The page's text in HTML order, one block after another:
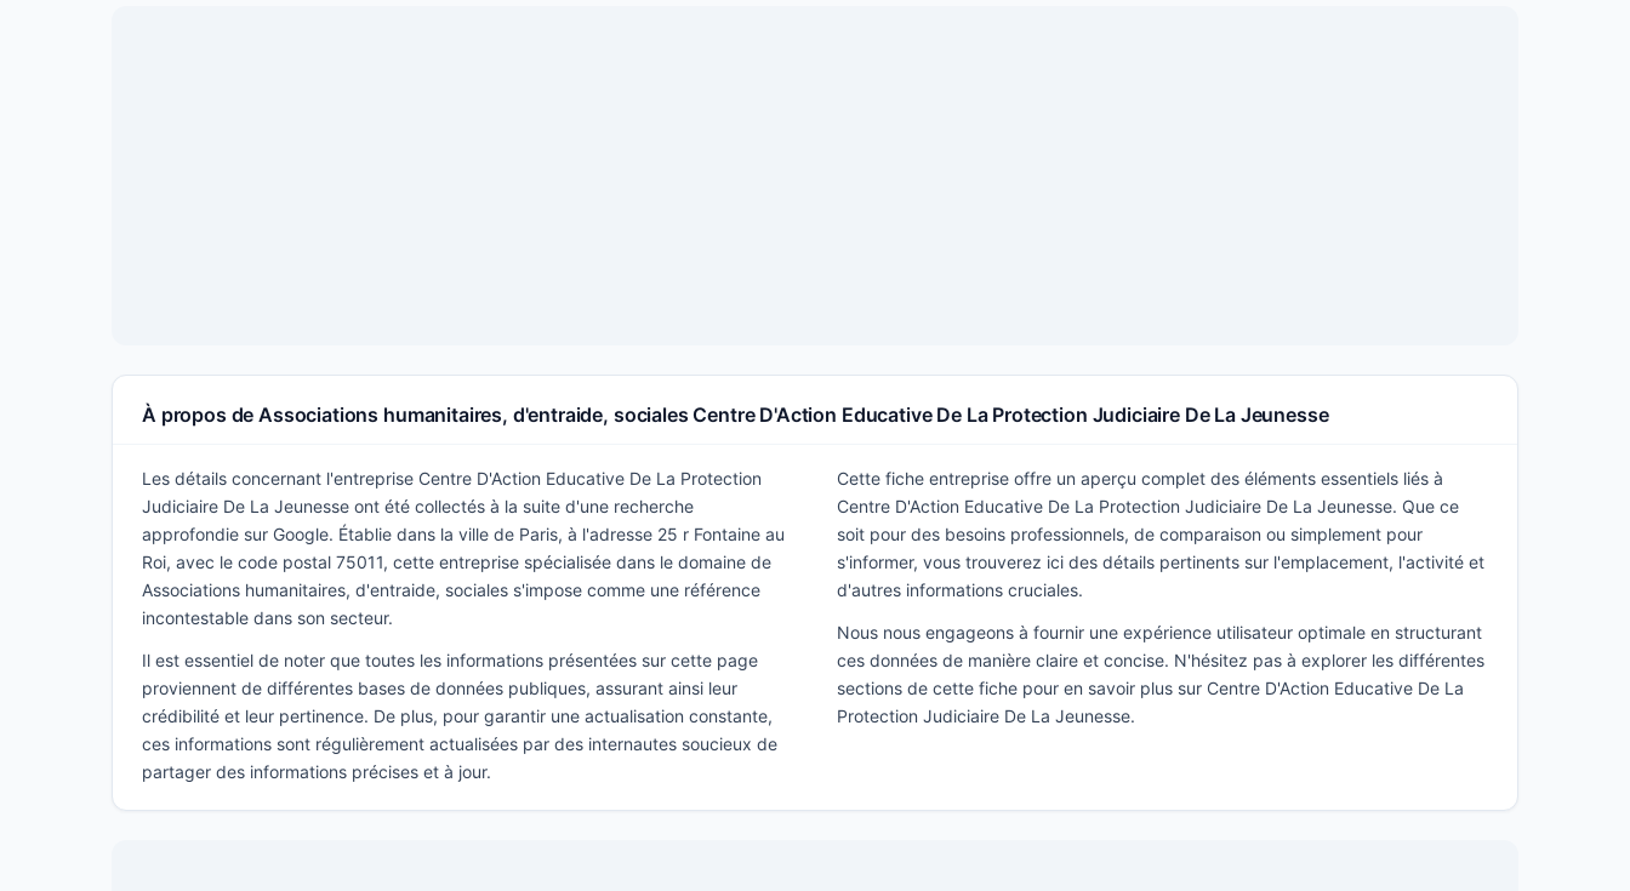
À propos de Associations humanitaires, d'entraide, sociales Centre D'Action Educative De La Protection Judiciaire De La Jeunesse
Les détails concernant l'entreprise Centre D'Action Educative De La Protection
Judiciaire De La Jeunesse ont été collectés à la suite d'une recherche
approfondie sur Google. Établie dans la ville de Paris, à l'adresse 25 r Fontaine au
Roi, avec le code postal 75011, cette entreprise spécialisée dans le domaine de
Associations humanitaires, d'entraide, sociales s'impose comme une référence
incontestable dans son secteur.
Il est essentiel de noter que toutes les informations présentées sur cette page
proviennent de différentes bases de données publiques, assurant ainsi leur
crédibilité et leur pertinence. De plus, pour garantir une actualisation constante,
ces informations sont régulièrement actualisées par des internautes soucieux de
partager des informations précises et à jour.
Cette fiche entreprise offre un aperçu complet des éléments essentiels liés à
Centre D'Action Educative De La Protection Judiciaire De La Jeunesse. Que ce
soit pour des besoins professionnels, de comparaison ou simplement pour
s'informer, vous trouverez ici des détails pertinents sur l'emplacement, l'activité et
d'autres informations cruciales.
Nous nous engageons à fournir une expérience utilisateur optimale en structurant
ces données de manière claire et concise. N'hésitez pas à explorer les différentes
sections de cette fiche pour en savoir plus sur Centre D'Action Educative De La
Protection Judiciaire De La Jeunesse.